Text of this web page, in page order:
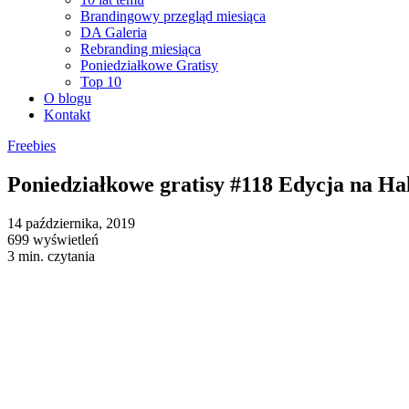
Brandingowy przegląd miesiąca
DA Galeria
Rebranding miesiąca
Poniedziałkowe Gratisy
Top 10
O blogu
Kontakt
Freebies
Poniedziałkowe gratisy #118 Edycja na
14 października, 2019
699 wyświetleń
3 min. czytania